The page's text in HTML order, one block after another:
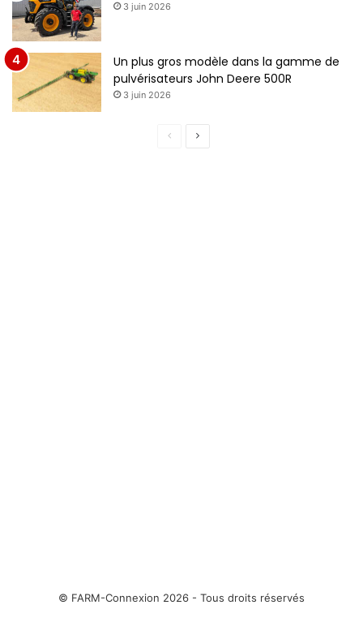
3 juin 2026
Un plus gros modèle dans la gamme de
pulvérisateurs John Deere 500R
3 juin 2026
Page
Page
© FARM-Connexion 2026 - Tous droits réservés